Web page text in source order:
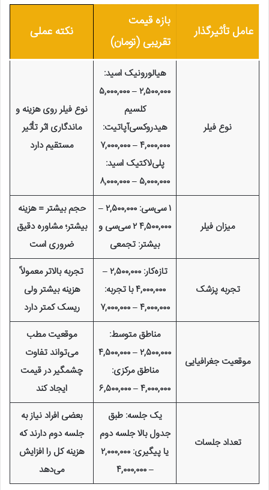
عامل تأثیرگذار
بازه قیمت
تقریبی (تومان)
نکته عملی
نوع فیلر
هیالورونیک اسید:
۲,۵۰۰,۰۰۰ – ۵,۰۰۰,۰۰۰
کلسیم
هیدروکسی‌آپاتیت:
۴,۰۰۰,۰۰۰ – ۷,۰۰۰,۰۰۰
پلی‌لاکتیک اسید:
۵,۰۰۰,۰۰۰ – ۸,۰۰۰,۰۰۰
نوع فیلر روی هزینه و
ماندگاری اثر تأثیر
مستقیم دارد
میزان فیلر
۱ سی‌سی: ۲,۵۰۰,۰۰۰ –
۴,۵۰۰,۰۰۰ ۲ سی‌سی و
بیشتر: تجمعی
حجم بیشتر = هزینه
بیشتر؛ مشاوره دقیق
ضروری است
تجربه پزشک
تازه‌کار: ۲,۵۰۰,۰۰۰ –
۴,۰۰۰,۰۰۰ با تجربه:
۴,۰۰۰,۰۰۰ – ۷,۰۰۰,۰۰۰
تجربه بالاتر معمولاً
هزینه بیشتر ولی
ریسک کمتر دارد
موقعیت جغرافیایی
مناطق متوسط:
۲,۵۰۰,۰۰۰ – ۴,۵۰۰,۰۰۰
مناطق مرکزی:
۴,۰۰۰,۰۰۰ – ۶,۵۰۰,۰۰۰
موقعیت مطب
می‌تواند تفاوت
چشمگیر در قیمت
ایجاد کند
تعداد جلسات
یک جلسه: طبق
جدول بالا جلسه دوم
یا پیگیری: ۲,۰۰۰,۰۰۰
– ۴,۰۰۰,۰۰۰
بعضی افراد نیاز به
جلسه دوم دارند که
هزینه کل را افزایش
می‌دهد